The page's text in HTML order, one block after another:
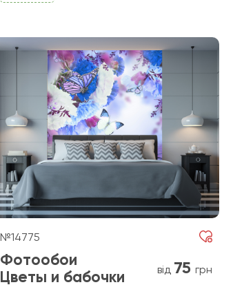
№14775
Фотообои
Цветы и бабочки
від 75 грн